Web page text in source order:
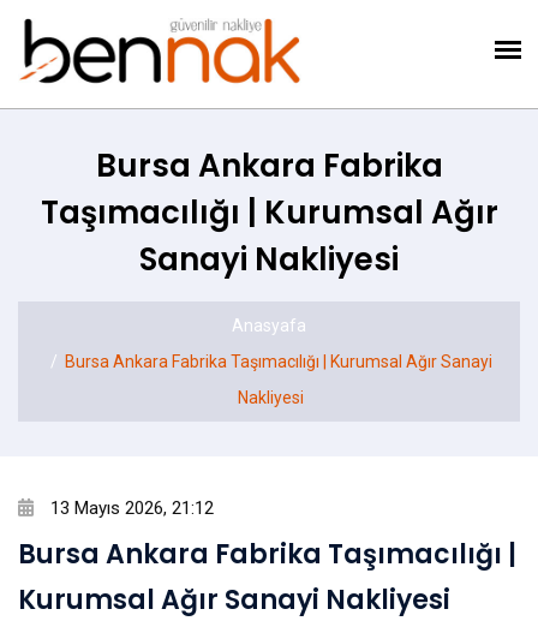
Bursa Ankara Fabrika
Taşımacılığı | Kurumsal Ağır
Sanayi Nakliyesi
Anasyafa
Bursa Ankara Fabrika Taşımacılığı | Kurumsal Ağır Sanayi
Nakliyesi
13 Mayıs 2026, 21:12
Bursa Ankara Fabrika Taşımacılığı |
Kurumsal Ağır Sanayi Nakliyesi